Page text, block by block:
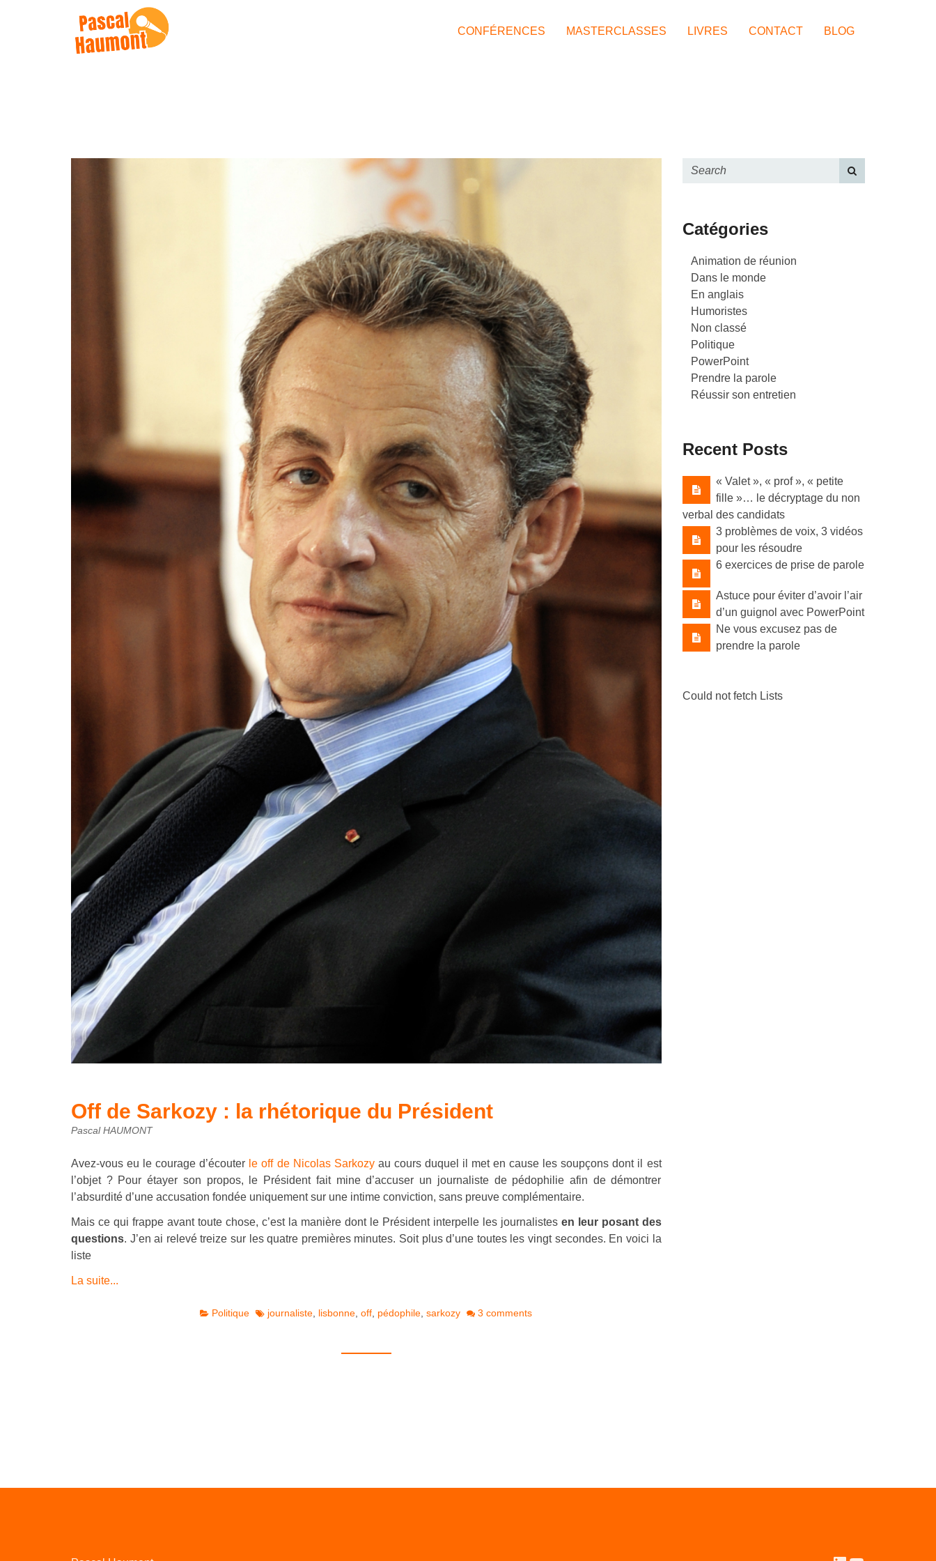
CONFÉRENCES MASTERCLASSES LIVRES CONTACT BLOG
Off de Sarkozy : la rhétorique du Président
Pascal HAUMONT
Avez-vous eu le courage d’écouter le off de Nicolas Sarkozyau cours duquel il met en cause les soupçons dont il est
l’objet ? Pour étayer son propos, le Président fait mine d’accuser un journaliste de pédophilie afin de démontrer
l’absurdité d’une accusation fondée uniquement sur une intime conviction, sans preuve complémentaire.
Mais ce qui frappe avant toute chose, c’est la manière dont le Président interpelle les journalistes en leur posant des
questions. J’en ai relevé treize sur les quatre premières minutes. Soit plus d’une toutes les vingt secondes. En voici la
liste
La suite...
Politique journaliste lisbonne ,off pédophile ,sarkozy 3 comments
Catégories
Animation de réunion
Dans le monde
En anglais
Humoristes
Non classé
Politique
PowerPoint
Prendre la parole
Réussir son entretien
Recent Posts
« Valet »​, « prof »​, « petite
fille »​… le décryptage du non
verbal des candidats
3 problèmes de voix, 3 vidéos
pour les résoudre
6 exercices de prise de parole
Astuce pour éviter d’avoir l’air
d’un guignol avec PowerPoint
Ne vous excusez pas de
prendre la parole
Could not fetch Lists